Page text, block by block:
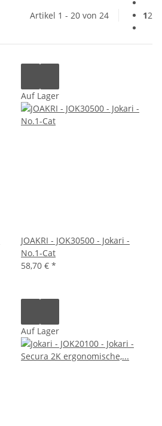
Artikel 1 - 20 von 24 12
Auf Lager
JOAKRI - JOK30500 - Jokari -
No.1-Cat
58,70 € *
Auf Lager